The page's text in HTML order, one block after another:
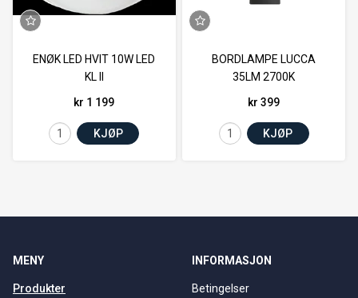
ENØK LED HVIT 10W LED
KL II
kr 1 199
KJØP
BORDLAMPE LUCCA
35LM 2700K
kr 399
KJØP
MENY
Produkter
INFORMASJON
Betingelser